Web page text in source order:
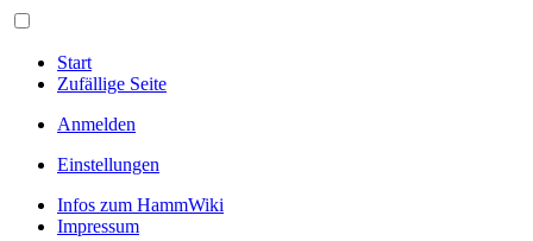
Start
Zufällige Seite
Anmelden
Einstellungen
Infos zum HammWiki
Impressum